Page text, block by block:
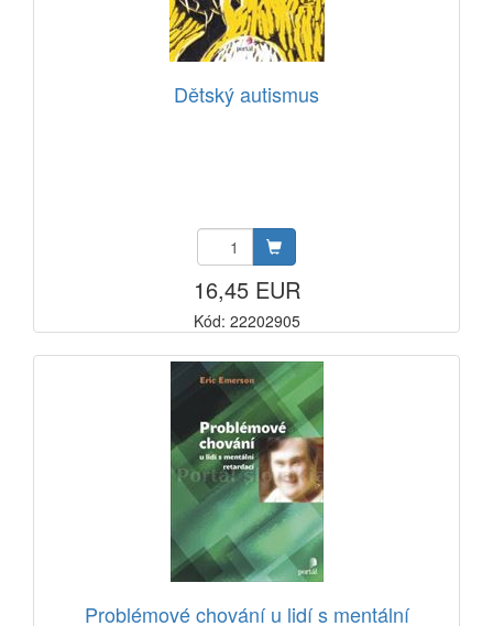
Dětský autismus
16,45 EUR
Kód: 22202905
Problémové chování u lidí s mentální